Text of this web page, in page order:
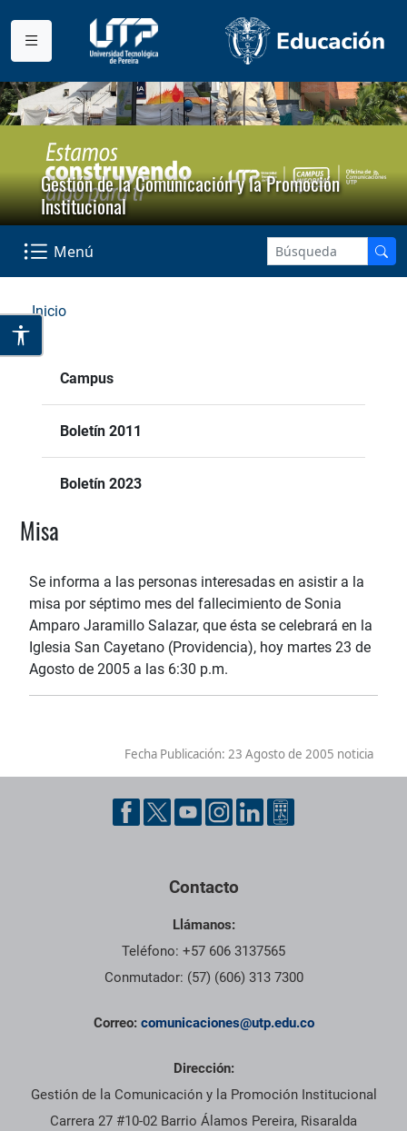
Gestión de la Comunicación y la Promoción
Institucional
Menú
Inicio
Campus
Boletín 2011
Boletín 2023
Misa
Se informa a las personas interesadas en asistir a la
misa por séptimo mes del fallecimiento de Sonia
Amparo Jaramillo Salazar, que ésta se celebrará en la
Iglesia San Cayetano (Providencia), hoy martes 23 de
Agosto de 2005 a las 6:30 p.m.
Fecha Publicación: 23 Agosto de 2005 noticia
Contacto
Llámanos:
Teléfono: +57 606 3137565
Conmutador: (57) (606) 313 7300
Correo: comunicaciones@utp.edu.co
Dirección:
Gestión de la Comunicación y la Promoción Institucional
Carrera 27 #10-02 Barrio Álamos Pereira, Risaralda